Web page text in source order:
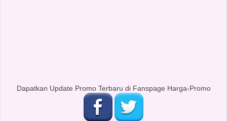
Dapatkan Update Promo Terbaru di Fanspage Harga-Promo